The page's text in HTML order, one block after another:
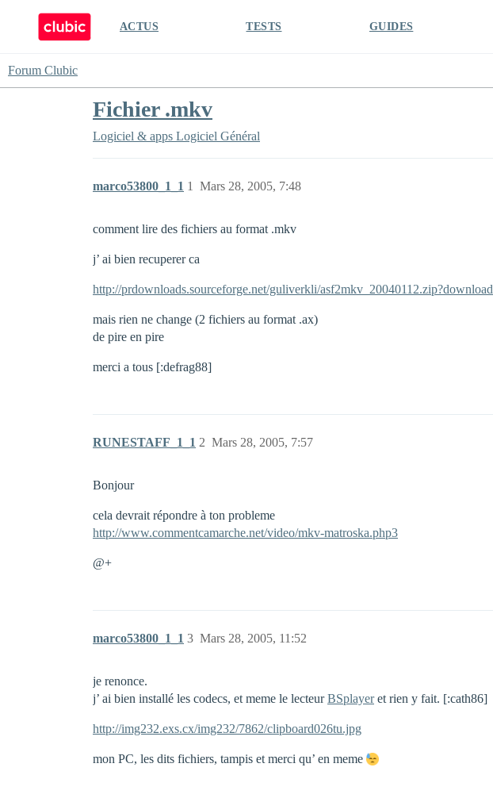
ACTUS TESTS GUIDES
Forum Clubic
Fichier .mkv
Logiciel & apps Logiciel Général
marco53800_1_1 Mars 28, 2005, 7:48
1
comment lire des fichiers au format .mkv
j’ ai bien recuperer ca
http://prdownloads.sourceforge.net/guliverkli/asf2mkv_20040112.zip?download
mais rien ne change (2 fichiers au format .ax)
de pire en pire
merci a tous [:defrag88]
RUNESTAFF_1_1 Mars 28, 2005, 7:57
2
Bonjour
cela devrait répondre à ton probleme
http://www.commentcamarche.net/video/mkv-matroska.php3
@+
marco53800_1_1 Mars 28, 2005, 11:52
3
je renonce.
j’ ai bien installé les codecs, et meme le lecteurBSplayeret rien y fait. [:cath86]
http://img232.exs.cx/img232/7862/clipboard026tu.jpg
mon PC, les dits fichiers, tampis et merci qu’ en meme